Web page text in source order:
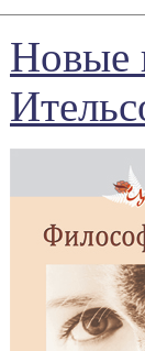
Новые